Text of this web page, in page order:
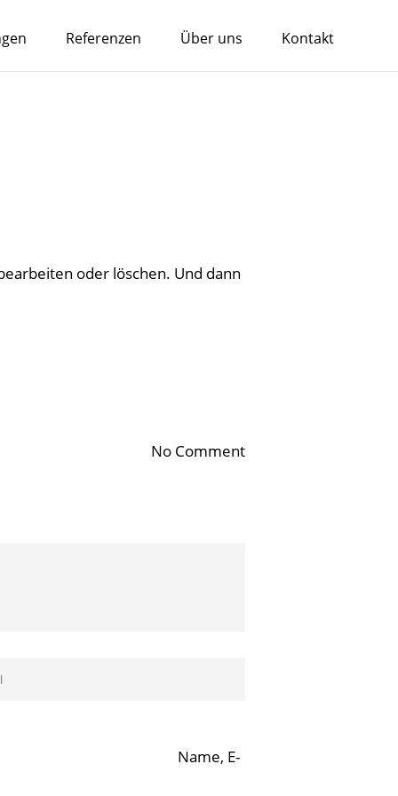
Referenzen Über uns Kontakt
oder löschen. Und dann
No Comment
Name, E-